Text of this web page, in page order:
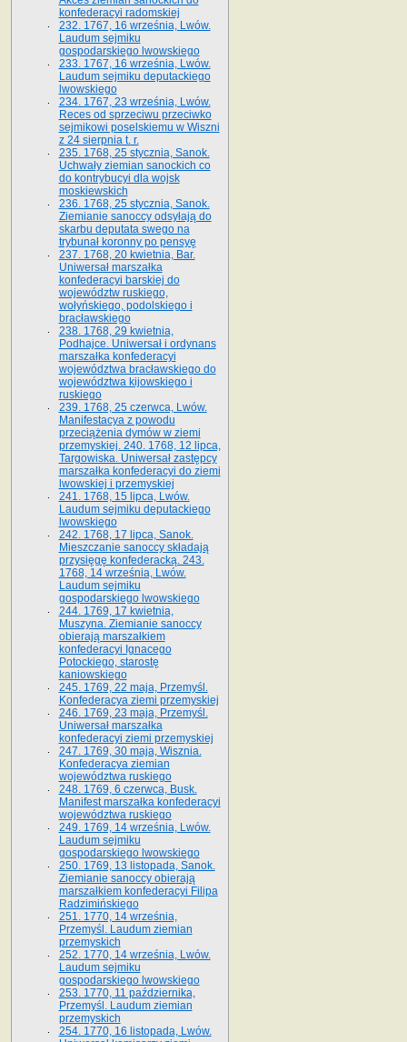
konfederacyi radomskiej
232. 1767, 16 września, Lwów.
Laudum sejmiku
gospodarskiego lwowskiego
233. 1767, 16 września, Lwów.
Laudum sejmiku deputackiego
lwowskiego
234. 1767, 23 września, Lwów.
Reces od sprzeciwu przeciwko
sejmikowi poselskiemu w Wiszni
z 24 sierpnia t. r.
235. 1768, 25 stycznia, Sanok.
Uchwały ziemian sanockich co
do kontrybucyi dla wojsk
moskiewskich
236. 1768, 25 stycznia, Sanok.
Ziemianie sanoccy odsyłają do
skarbu deputata swego na
trybunał koronny po pensyę
237. 1768, 20 kwietnia, Bar.
Uniwersał marszałka
konfederacyi barskiej do
województw ruskiego,
wołyńskiego, podolskiego i
bracławskiego
238. 1768, 29 kwietnia,
Podhajce. Uniwersał i ordynans
marszałka konfederacyi
województwa bracławskiego do
wo­jewództwa kijowskiego i
ruskiego
239. 1768, 25 czerwca, Lwów.
Manifestacya z powodu
przeciążenia dymów w ziemi
przemyskiej. 240. 1768, 12 lipca,
Targowiska. Uniwersał zastępcy
marszałka konfederacyi do ziemi
lwowskiej i przemyskiej
241. 1768, 15 lipca, Lwów.
Laudum sejmiku deputackiego
lwowskiego
242. 1768, 17 lipca, Sanok.
Mieszczanie sanoccy składają
przysięgę konfederacką. 243.
1768, 14 września, Lwów.
Laudum sejmiku
gospodarskiego lwowskiego
244. 1769, 17 kwietnia,
Muszyna. Ziemianie sanoccy
obierają marszałkiem
konfederacyi Ignacego
Potockiego, starostę
kaniowskiego
245. 1769, 22 maja, Przemyśl.
Konfederacya ziemi przemyskiej
246. 1769, 23 maja, Przemyśl.
Uniwersał marszałka
konfederacyi ziemi przemyskiej
247. 1769, 30 maja, Wisznia.
Konfederacya ziemian
województwa ruskiego
248. 1769, 6 czerwca, Busk.
Manifest marszałka konfederacyi
województwa ruskiego
249. 1769, 14 września, Lwów.
Laudum sejmiku
gospodarskiego lwowskiego
250. 1769, 13 listopada, Sanok.
Ziemianie sanoccy obierają
marszałkiem konfederacyi Filipa
Radzimińskiego
251. 1770, 14 września,
Przemyśl. Laudum ziemian
przemyskich
252. 1770, 14 września, Lwów.
Laudum sejmiku
gospodarskiego lwowskiego
253. 1770, 11 października,
Przemyśl. Laudum ziemian
przemyskich
254. 1770, 16 listopada, Lwów.